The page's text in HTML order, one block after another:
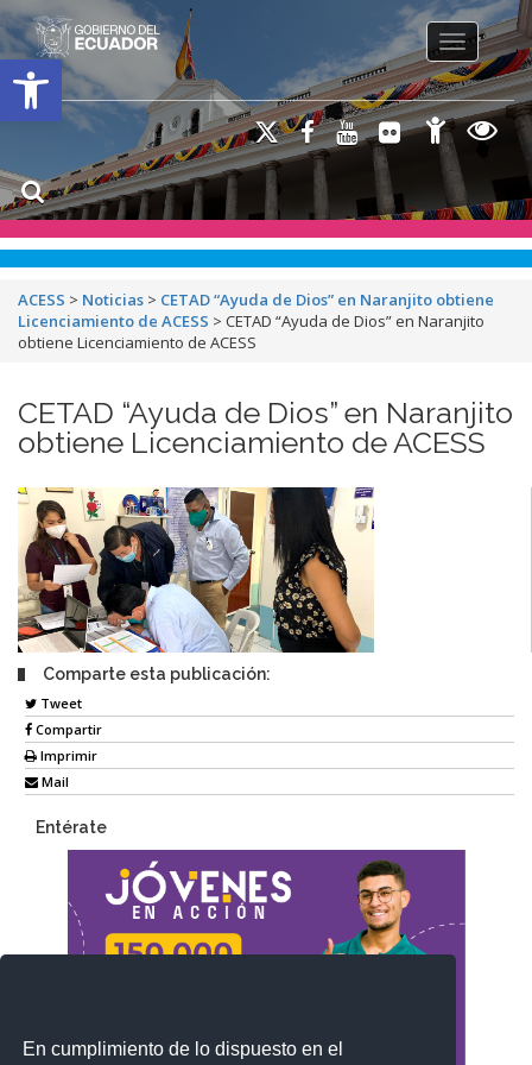
En cumplimiento de lo dispuesto en el
Open toolbar
Toggle
ACESS > Noticias > CETAD “Ayuda de Dios” en Naranjito obtiene
Licenciamiento de ACESS > CETAD “Ayuda de Dios” en Naranjito
obtiene Licenciamiento de ACESS
CETAD “Ayuda de Dios” en Naranjito
obtiene Licenciamiento de ACESS
Comparte esta publicación:
Tweet
Compartir
Imprimir
Mail
Entérate